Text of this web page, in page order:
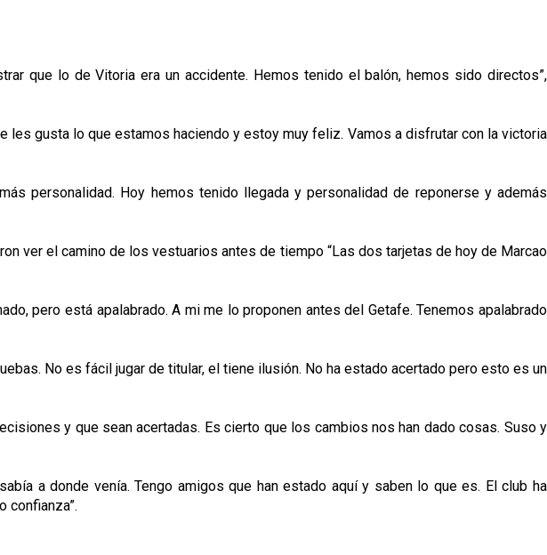
que lo de Vitoria era un accidente. Hemos tenido el balón, hemos sido directos”,
les gusta lo que estamos haciendo y estoy muy feliz. Vamos a disfrutar con la victoria
personalidad. Hoy hemos tenido llegada y personalidad de reponerse y además
ver el camino de los vestuarios antes de tiempo “Las dos tarjetas de hoy de Marcao
pero está apalabrado. A mi me lo proponen antes del Getafe. Tenemos apalabrado
No es fácil jugar de titular, el tiene ilusión. No ha estado acertado pero esto es un
y que sean acertadas. Es cierto que los cambios nos han dado cosas. Suso y
a donde venía. Tengo amigos que han estado aquí y saben lo que es. El club ha
confianza”.